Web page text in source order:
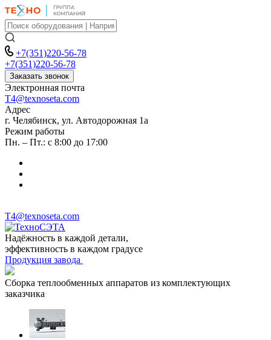
+7(351)220-56-78
+7(351)220-56-78
Заказать звонок
Электронная почта
T4@texnoseta.com
Адрес
г. Челябинск, ул. Автодорожная 1а
Режим работы
Пн. – Пт.: с 8:00 до 17:00
T4@texnoseta.com
Надёжность в каждой детали,
эффективность в каждом градусе
Продукция завода
Сборка теплообменных аппаратов из комплектующих
заказчика